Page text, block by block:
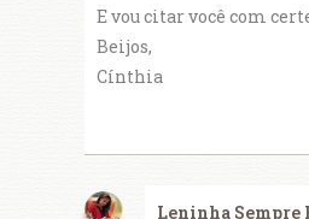
E vou citar você com
Beijos,
Cínthia
Leninha Sempre